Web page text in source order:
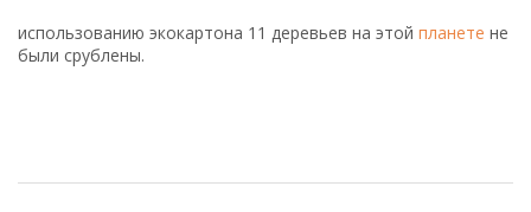
использованию экокартона 11 деревьев на этой планете не
были срублены.